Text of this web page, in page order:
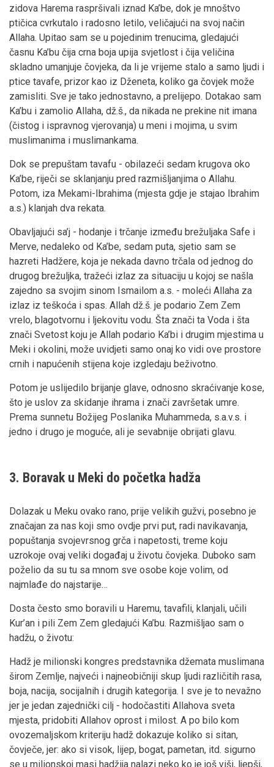
zidova Harema raspršivali iznad Ka’be, dok je mnoštvo
ptičica cvrkutalo i radosno letilo, veličajući na svoj način
Allaha. Upitao sam se u pojedinim trenucima, gledajući
časnu Ka’bu čija crna boja upija svjetlost i čija veličina
skladno umanjuje čovjeka, da li je vrijeme stalo a samo ljudi i
ptice tavafe, prizor kao iz Dženeta, koliko ga čovjek može
zamisliti. Sve je tako jednostavno, a prelijepo. Dotakao sam
Ka’bu i zamolio Allaha, dž.š., da nikada ne prekine nit imana
(čistog i ispravnog vjerovanja) u meni i mojima, u svim
muslimanima i muslimankama.
Dok se prepuštam tavafu - obilazeći sedam krugova oko
Ka’be, riječi se sklanjanju pred razmišljanjima o Allahu.
Potom, iza Mekami-Ibrahima (mjesta gdje je stajao Ibrahim
a.s.) klanjah dva rekata.
Obavljajući sa’j - hodanje i trčanje između brežuljaka Safe i
Merve, nedaleko od Ka’be, sedam puta, sjetio sam se
hazreti Hadžere, koja je nekada davno trčala od jednog do
drugog brežuljka, tražeći izlaz za situaciju u kojoj se našla
zajedno sa svojim sinom Ismailom a.s. - moleći Allaha za
izlaz iz teškoća i spas. Allah dž.š. je podario Zem Zem
vrelo, blagotvornu i ljekovitu vodu. Šta znači ta Voda i šta
znači Svetost koju je Allah podario Ka’bi i drugim mjestima u
Meki i okolini, može uvidjeti samo onaj ko vidi ove prostore
crnih i napućenih stijena koje izgledaju beživotno.
Potom je uslijedilo brijanje glave, odnosno skraćivanje kose,
što je uslov za skidanje ihrama i znači završetak umre.
Prema sunnetu Božijeg Poslanika Muhammeda, s.a.v.s. i
jedno i drugo je moguće, ali je sevabnije obrijati glavu.
3. Boravak u Meki do početka hadža
Dolazak u Meku ovako rano, prije velikih gužvi, posebno je
značajan za nas koji smo ovdje prvi put, radi navikavanja,
popuštanja svojevrsnog grča i napetosti, treme koju
uzrokoje ovaj veliki događaj u životu čovjeka. Duboko sam
poželio da su tu sa mnom sve osobe koje volim, od
najmlađe do najstarije…
Dosta često smo boravili u Haremu, tavafili, klanjali, učili
Kur’an i pili Zem Zem gledajući Ka’bu. Razmišljao sam o
hadžu, o životu:
Hadž je milionski kongres predstavnika džemata muslimana
širom Zemlje, najveći i najneobičniji skup ljudi različitih rasa,
boja, nacija, socijalnih i drugih kategorija. I sve je to nevažno
jer je jedan zajednički cilj - hodočastiti Allahova sveta
mjesta, pridobiti Allahov oprost i milost. A po bilo kom
ovozemaljskom kriteriju hadž dokazuje koliko si sitan,
čovječe, jer: ako si visok, lijep, bogat, pametan, itd. sigurno
se u milionskoj masi hadžija nalazi neko ko je još viši, ljepši,